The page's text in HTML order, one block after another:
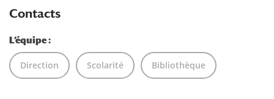
Contacts
L’équipe :
Direction Scolarité Bibliothèque